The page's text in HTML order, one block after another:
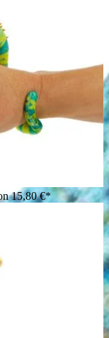
15,80 €*